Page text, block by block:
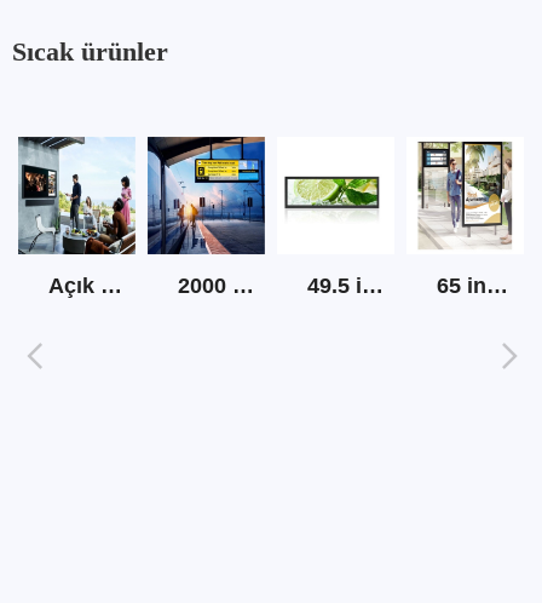
Sıcak ürünler
Açık ekran tv yüksek parlaklık 2000 nits açık lcd şerit ekran 49.5 inç şerit lcd ekran 65 inç açık güneş ışığı okunabilir dijital tabela